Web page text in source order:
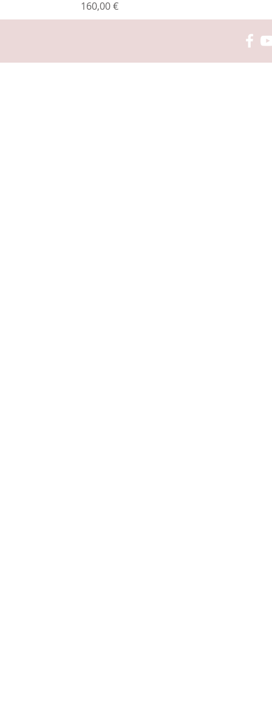
Prix
160,00 €